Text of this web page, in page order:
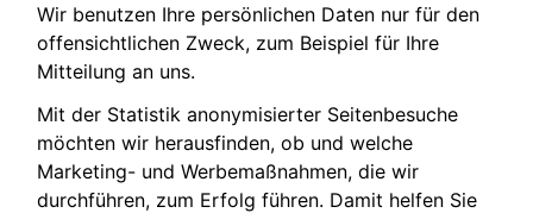
Wir benutzen Ihre persönlichen Daten nur für den
offensichtlichen Zweck, zum Beispiel für Ihre
Mitteilung an uns.
Mit der Statistik anonymisierter Seitenbesuche
möchten wir herausfinden, ob und welche
Marketing- und Werbemaßnahmen, die wir
durchführen, zum Erfolg führen. Damit helfen Sie